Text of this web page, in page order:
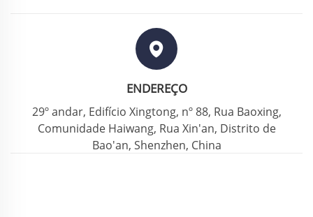
ENDEREÇO
29º andar, Edifício Xingtong, nº 88, Rua Baoxing,
Comunidade Haiwang, Rua Xin'an, Distrito de
Bao'an, Shenzhen, China